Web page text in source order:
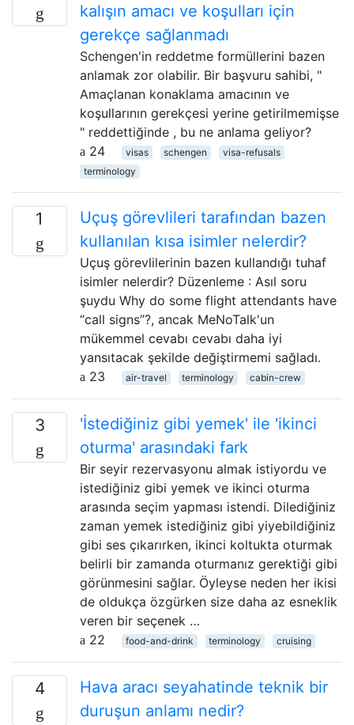
kalışın amacı ve koşulları için
gerekçe sağlanmadı
Schengen'in reddetme formüllerini bazen
anlamak zor olabilir. Bir başvuru sahibi, "
Amaçlanan konaklama amacının ve
koşullarının gerekçesi yerine getirilmemişse
" reddettiğinde , bu ne anlama geliyor?
24
visas schengen
visa-refusals
terminology
1
Uçuş görevlileri tarafından bazen
kullanılan kısa isimler nelerdir?
Uçuş görevlilerinin bazen kullandığı tuhaf
isimler nelerdir? Düzenleme : Asıl soru
şuydu Why do some flight attendants have
“call signs”?, ancak MeNoTalk'un
mükemmel cevabı cevabı daha iyi
yansıtacak şekilde değiştirmemi sağladı.
23
air-travel terminology cabin-crew
3
'İstediğiniz gibi yemek' ile 'ikinci
oturma' arasındaki fark
Bir seyir rezervasyonu almak istiyordu ve
istediğiniz gibi yemek ve ikinci oturma
arasında seçim yapması istendi. Dilediğiniz
zaman yemek istediğiniz gibi yiyebildiğiniz
gibi ses çıkarırken, ikinci koltukta oturmak
belirli bir zamanda oturmanız gerektiği gibi
görünmesini sağlar. Öyleyse neden her ikisi
de oldukça özgürken size daha az esneklik
veren bir seçenek …
22
food-and-drink terminology cruising
4
Hava aracı seyahatinde teknik bir
duruşun anlamı nedir?